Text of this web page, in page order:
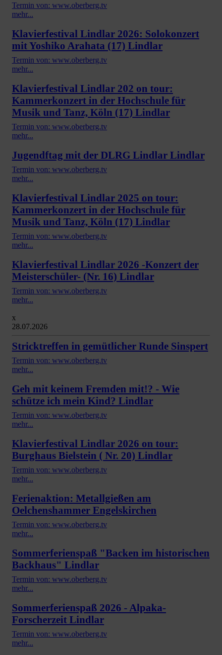
Termin von: www.oberberg.tv
mehr...
Klavierfestival Lindlar 2026: Solokonzert
mit Yoshiko Arahata (17) Lindlar
Termin von: www.oberberg.tv
mehr...
Klavierfestival Lindlar 202 on tour:
Kammerkonzert in der Hochschule für
Musik und Tanz, Köln (17) Lindlar
Termin von: www.oberberg.tv
mehr...
Jugendftag mit der DLRG Lindlar Lindlar
Termin von: www.oberberg.tv
mehr...
Klavierfestival Lindlar 2025 on tour:
Kammerkonzert in der Hochschule für
Musik und Tanz, Köln (17) Lindlar
Termin von: www.oberberg.tv
mehr...
Klavierfestival Lindlar 2026 -Konzert der
Meisterschüler- (Nr. 16) Lindlar
Termin von: www.oberberg.tv
mehr...
x
28.07.2026
Stricktreffen in gemütlicher Runde Sinspert
Termin von: www.oberberg.tv
mehr...
Geh mit keinem Fremden mit!? - Wie
schütze ich mein Kind? Lindlar
Termin von: www.oberberg.tv
mehr...
Klavierfestival Lindlar 2026 on tour:
Burghaus Bielstein ( Nr. 20) Lindlar
Termin von: www.oberberg.tv
mehr...
Ferienaktion: Metallgießen am
Oelchenshammer Engelskirchen
Termin von: www.oberberg.tv
mehr...
Sommerferienspaß "Backen im historischen
Backhaus" Lindlar
Termin von: www.oberberg.tv
mehr...
Sommerferienspaß 2026 - Alpaka-
Forscherzeit Lindlar
Termin von: www.oberberg.tv
mehr...